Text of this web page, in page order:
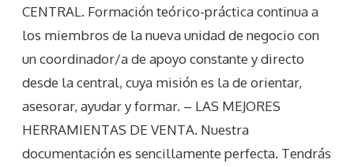
CENTRAL. Formación teórico-práctica continua a
los miembros de la nueva unidad de negocio con
un coordinador/a de apoyo constante y directo
desde la central, cuya misión es la de orientar,
asesorar, ayudar y formar. – LAS MEJORES
HERRAMIENTAS DE VENTA. Nuestra
documentación es sencillamente perfecta. Tendrás